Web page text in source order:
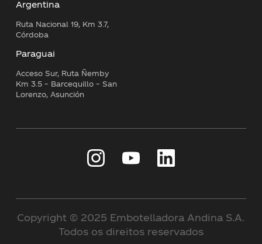
Argentina
Ruta Nacional 19, Km 3.7,
Córdoba
Paraguai
Acceso Sur, Ruta Ñemby
Km 3.5 – Barcequillo – San
Lorenzo, Asunción
Copyright © 2025 Embotelladora Andina S.A.
Todos os direitos reservados